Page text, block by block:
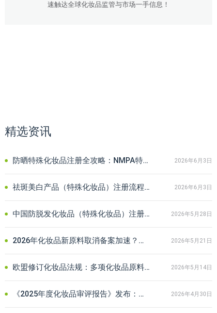
速触达全球化妆品监管与市场一手信息！
精选资讯
防晒特殊化妆品注册全攻略：NMPA特证申报流程与核心资料清单 2026年6月3日
祛斑美白产品（特殊化妆品）注册流程详解：附企业申报失败常见原因 2026年6月3日
中国防脱发化妆品（特殊化妆品）注册申报现状与申报要点解析 2026年5月28日
2026年化妆品新原料取消备案加速？最新原料取消情况汇总一览 2026年5月21日
欧盟修订化妆品法规：多项化妆品原料禁用、限用及准用物质清单调整 2026年5月14日
《2025年度化妆品审评报告》发布：注册备案、新原料等核心数据解读 2026年4月30日